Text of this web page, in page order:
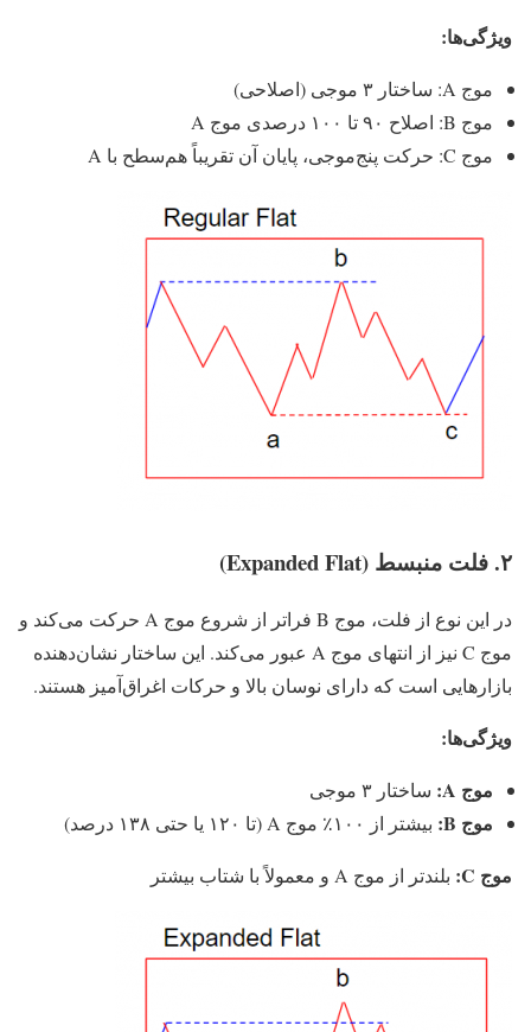
ویژگی‌ها:
موج A: ساختار ۳ موجی (اصلاحی)
موج B: اصلاح ۹۰ تا ۱۰۰ درصدی موج A
موج C: حرکت پنج‌موجی، پایان آن تقریباً هم‌سطح با A
۲. فلت منبسط (Expanded Flat)
در این نوع از فلت، موج B فراتر از شروع موج A حرکت می‌کند و
موج C نیز از انتهای موج A عبور می‌کند. این ساختار نشان‌دهنده
بازارهایی است که دارای نوسان بالا و حرکات اغراق‌آمیز هستند.
ویژگی‌ها:
موج A:
ساختار ۳ موجی
موج B: بیشتر از ۱۰۰٪ موج A (تا ۱۲۰ یا حتی ۱۳۸ درصد)
موج C: بلندتر از موج A و معمولاً با شتاب بیشتر